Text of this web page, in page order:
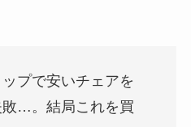
ップで安いチェアを
敗…。結局これを買